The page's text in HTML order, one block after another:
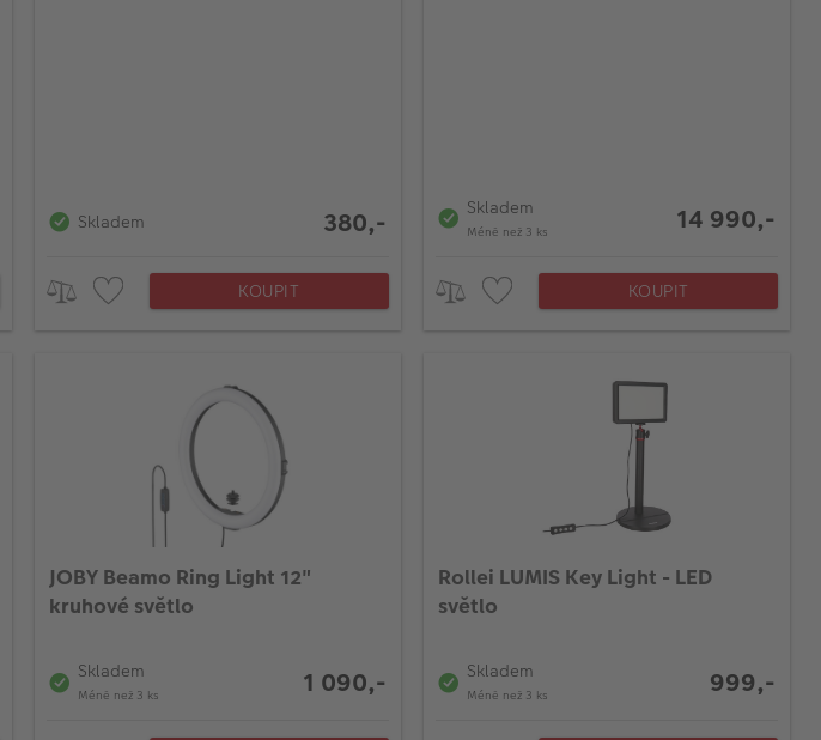
Skladem 380,-
KOUPIT
Skladem
Méně než 3 ks 14 990,-
KOUPIT
JOBY Beamo Ring Light 12"
kruhové světlo
Skladem
Méně než 3 ks 1 090,-
Rollei LUMIS Key Light - LED
světlo
Skladem
Méně než 3 ks 999,-